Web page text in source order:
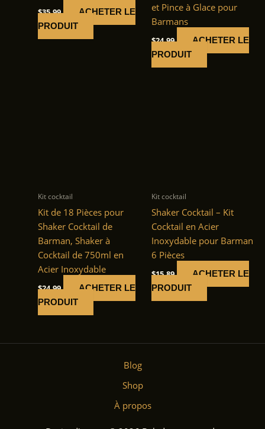
$35.99
ACHETER LE
PRODUIT
et Pince à Glace pour
Barmans
$24.99
ACHETER LE
PRODUIT
Kit cocktail
Kit de 18 Pièces pour
Shaker Cocktail de
Barman, Shaker à
Cocktail de 750ml en
Acier Inoxydable
$24.99
ACHETER LE
PRODUIT
Kit cocktail
Shaker Cocktail – Kit
Cocktail en Acier
Inoxydable pour Barman
6 Pièces
$15.89
ACHETER LE
PRODUIT
Blog
Shop
À propos